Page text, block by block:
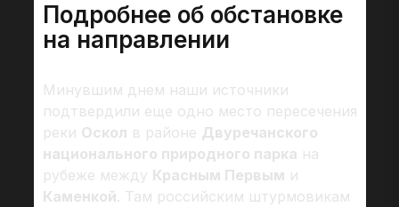
Подробнее об обстановке
на направлении
Минувшим днем наши источники
подтвердили еще одно место пересечения
реки Оскол в районе Двуречанского
национального природного парка на
рубеже между Красным Первым и
Каменкой. Там российским штурмовикам